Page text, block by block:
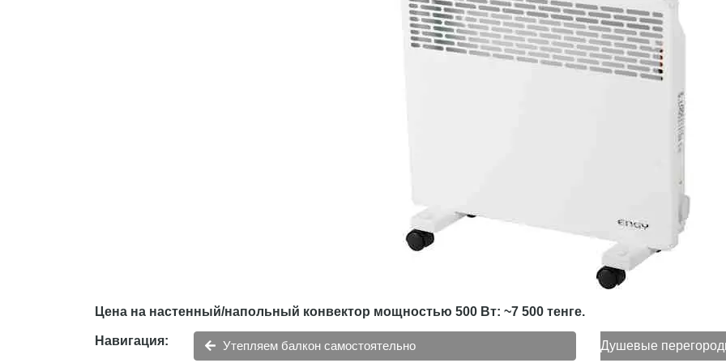
Цена на настенный/напольный конвектор мощностью 500 Вт: ~7 500 тенге.
Навигация: Утепляем балкон самостоятельно Душевые